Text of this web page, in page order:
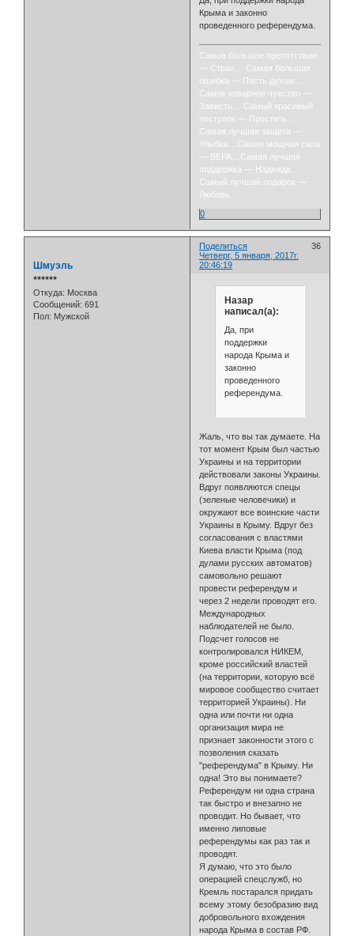
Крыма и законно
проведенного референдума.
Самое большое препятствие
— Страх… Самая большая
ошибка — Пасть духом…
Самое коварное чувство —
Зависть… Самый красивый
поступок — Простить…
Самая лучшая защита —
Улыбка…Самая мощная сила
— ВЕРА…Самая лучшая
поддержка — Надежда…
Самый лучший подарок —
Любовь.
0
Поделиться
36
Четверг, 5 января, 2017г.
20:46:19
Шмуэль
⭒⭒⭒⭒⭒⭒
Откуда: Москва
Сообщений: 691
Пол: Мужской
Назар
написал(а):
Да, при
поддержки
народа Крыма и
законно
проведенного
референдума.
Жаль, что вы так думаете. На
тот момент Крым был частью
Украины и на территории
действовали законы Украины.
Вдруг появляются спецы
(зеленые человечики) и
окружают все воинские части
Украины в Крыму. Вдруг без
согласования с властями
Киева власти Крыма (под
дулами русских автоматов)
самовольно решают
провести референдум и
через 2 недели проводят его.
Международных
наблюдателей не было.
Подсчет голосов не
контролировался НИКЕМ,
кроме российский властей
(на территории, которую всё
мировое сообщество считает
территорией Украины). Ни
одна или почти ни одна
организация мира не
признает законности этого с
позволения сказать
"референдума" в Крыму. Ни
одна! Это вы понимаете?
Референдум ни одна страна
так быстро и внезапно не
проводит. Но бывает, что
именно липовые
референдумы как раз так и
проводят.
Я думаю, что это было
операцией спецслужб, но
Кремль постарался придать
всему этому безобразию вид
добровольного вхождения
народа Крыма в состав РФ.